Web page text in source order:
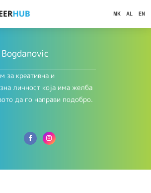
за креативна и
личност која има желба
да го направи подобро.